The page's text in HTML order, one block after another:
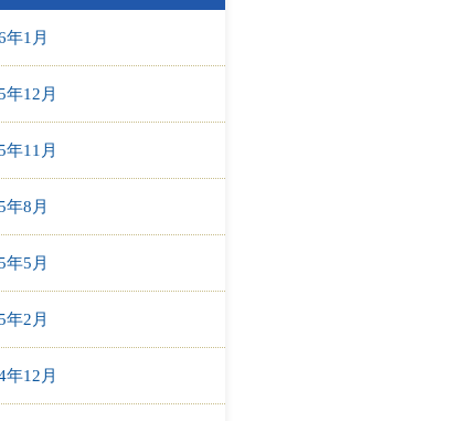
年1月
年12月
年11月
年8月
年5月
年2月
年12月